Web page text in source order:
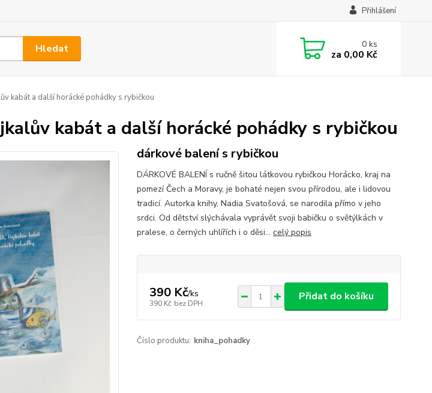
Přihlášení
Hledat 0ks
za 0,00 Kč
kabát a další horácké pohádky s rybičkou
kabát a další horácké pohádky s rybičkou
dárkové balení s rybičkou
DÁRKOVÉ BALENÍ s ručně šitou látkovou rybičkou Horácko, kraj na
pomezí Čech a Moravy, je bohaté nejen svou přírodou, ale i lidovou
tradicí. Autorka knihy, Nadia Svatošová, se narodila přímo v jeho
srdci. Od dětství slýchávala vyprávět svoji babičku o světýlkách v
pralese, o černých uhlířích i o děsi... celý popis
390 Kč/ks
390 Kč bez DPH
Přidat do košíku
Číslo produktu: kniha_pohadky